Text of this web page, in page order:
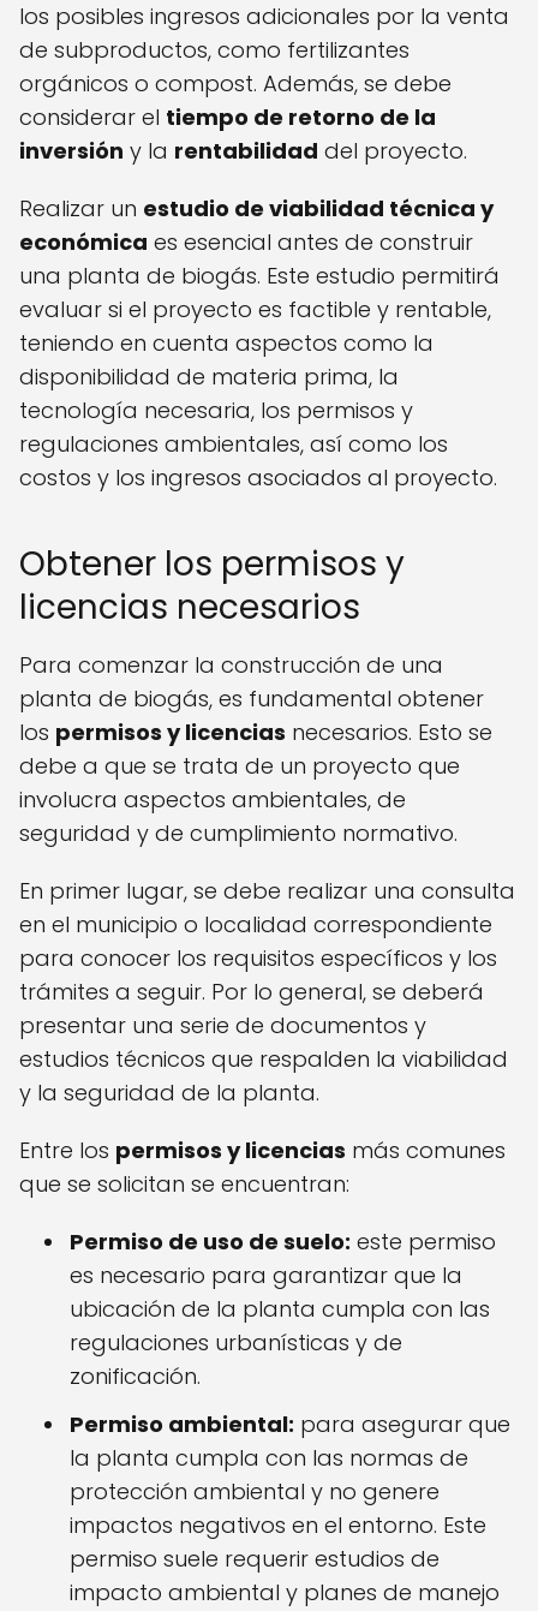
los posibles ingresos adicionales por la venta
de subproductos, como fertilizantes
orgánicos o compost. Además, se debe
considerar el tiempo de retorno de la
inversión y la rentabilidad del proyecto.
Realizar un estudio de viabilidad técnica y
económica es esencial antes de construir
una planta de biogás. Este estudio permitirá
evaluar si el proyecto es factible y rentable,
teniendo en cuenta aspectos como la
disponibilidad de materia prima, la
tecnología necesaria, los permisos y
regulaciones ambientales, así como los
costos y los ingresos asociados al proyecto.
Obtener los permisos y
licencias necesarios
Para comenzar la construcción de una
planta de biogás, es fundamental obtener
los permisos y licencias necesarios. Esto se
debe a que se trata de un proyecto que
involucra aspectos ambientales, de
seguridad y de cumplimiento normativo.
En primer lugar, se debe realizar una consulta
en el municipio o localidad correspondiente
para conocer los requisitos específicos y los
trámites a seguir. Por lo general, se deberá
presentar una serie de documentos y
estudios técnicos que respalden la viabilidad
y la seguridad de la planta.
Entre los permisos y licencias más comunes
que se solicitan se encuentran:
Permiso de uso de suelo: este permiso
es necesario para garantizar que la
ubicación de la planta cumpla con las
regulaciones urbanísticas y de
zonificación.
Permiso ambiental: para asegurar que
la planta cumpla con las normas de
protección ambiental y no genere
impactos negativos en el entorno. Este
permiso suele requerir estudios de
impacto ambiental y planes de manejo